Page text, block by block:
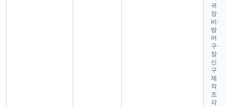
귀
장
비·
방
어
구·
장
신
구
제
작
조
각